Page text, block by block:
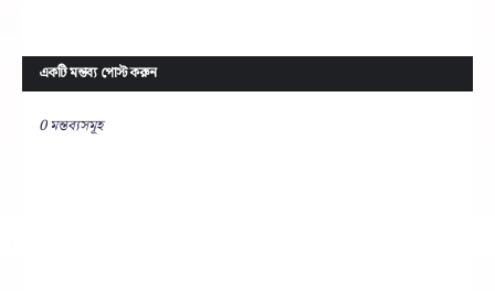
একটি মন্তব্য পোস্ট করুন
0 মন্তব্যসমূহ